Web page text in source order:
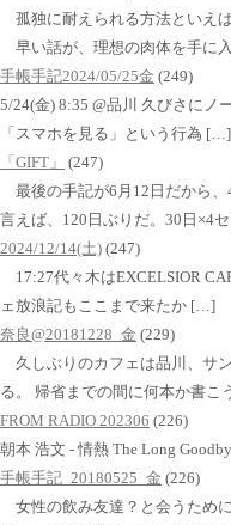
孤独に耐えられる方法といえ
早い話が、理想の肉体を手に
手帳手記2024/05/25金 (249)
5/24(金) 8:35 @品川 久びさにノ
「スマホを見る」という行為 […]
「GIFT」
(247)
最後の手記が6月12日だから
言えば、120日ぶりだ。30日×4
2024/12/14(土) (247)
17:27代々木はEXCELSIOR
ェ放浪記もここまで来たか […]
奈良@20181228_金 (229)
久しぶりのカフェは品川、サ
る。 帰省までの間に何本か書
FROM RADIO 202306 (226)
朝本 浩文 - 情熱 The Long
手帳手記_20180525_金 (226)
女性の飲み友達？と会うため